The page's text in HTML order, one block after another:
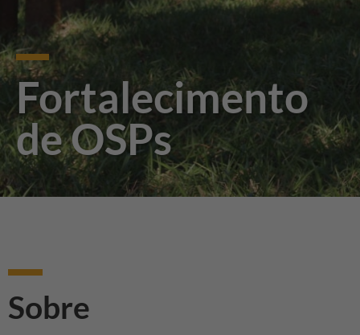
Fortalecimento
de OSPs
Sobre